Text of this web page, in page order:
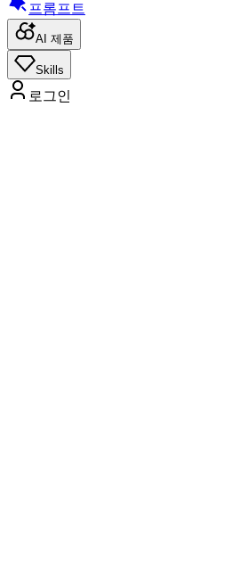
프롬프트
AI 제품
Skills
로그인